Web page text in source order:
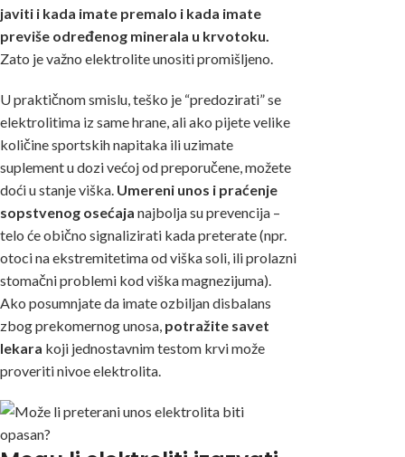
javiti i kada imate premalo i kada imate
previše određenog minerala u krvotoku.
Zato je važno elektrolite unositi promišljeno.
U praktičnom smislu, teško je “predozirati” se
elektrolitima iz same hrane, ali ako pijete velike
količine sportskih napitaka ili uzimate
suplement u dozi većoj od preporučene, možete
doći u stanje viška. Umereni unos i praćenje
sopstvenog osećaja najbolja su prevencija –
telo će obično signalizirati kada preterate (npr.
otoci na ekstremitetima od viška soli, ili prolazni
stomačni problemi kod viška magnezijuma).
Ako posumnjate da imate ozbiljan disbalans
zbog prekomernog unosa, potražite savet
lekara koji jednostavnim testom krvi može
proveriti nivoe elektrolita.